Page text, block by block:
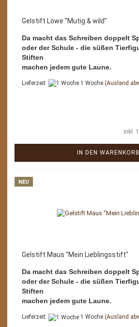
Gelstift Löwe "Mutig & wild"
Da macht das Schreiben doppelt
oder der Schule - die süßen
Stiften
machen jedem gute Laune.
Lieferzeit: 1 Woche (Ausland
inkl.
IN DEN WARENKORB
NEU
Gelstift Maus "Mein Lieblingsstift"
Da macht das Schreiben doppelt
oder der Schule - die süßen
Stiften
machen jedem gute Laune.
Lieferzeit: 1 Woche (Ausland